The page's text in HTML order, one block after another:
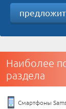
Наиболее
раздела
Смартфоны